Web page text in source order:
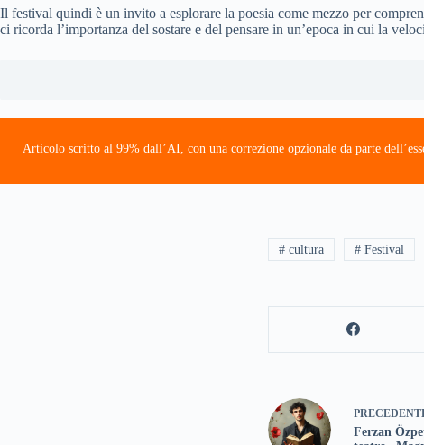
Il festival quindi è un invito a esplorare la poesia come mezzo per
ci ricorda l’importanza del sostare e del pensare in un’epoca in cui la
Articolo scritto al 99% dall’AI, con una correzione opzionale da parte
# cultura # Festival
Ferzan